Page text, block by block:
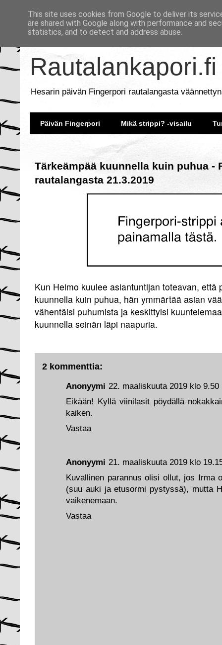
Rautalankapori.fi
Hesarin päivän Fingerpori rautalangasta
Päivän Fingerpori Mikä strippi? -visailu
Tärkeämpää kuunnella kuin puhua -
rautalangasta 21.3.2019
Kun Heimo kuulee asiantuntijan toteavan, että
kuunnella kuin puhua, hän ymmärtää asian
vähentäisi puhumista ja keskittyisi
kuunnella seinän läpi naapuria.
2 kommenttia:
Anonyymi 21. maaliskuuta 2019 klo
Kuvallinen parannus olisi ollut, jos Irma
(suu auki ja etusormi pystyssä), mutta
vaikenemaan.
Vastaa
Anonyymi 22. maaliskuuta 2019 klo 9.50
Eikään! Kyllä viinilasit pöydällä
kaiken.
Vastaa
This site uses cookies from Google to deliver its
are shared with Google along with performance and
statistics, and to detect and address abuse.